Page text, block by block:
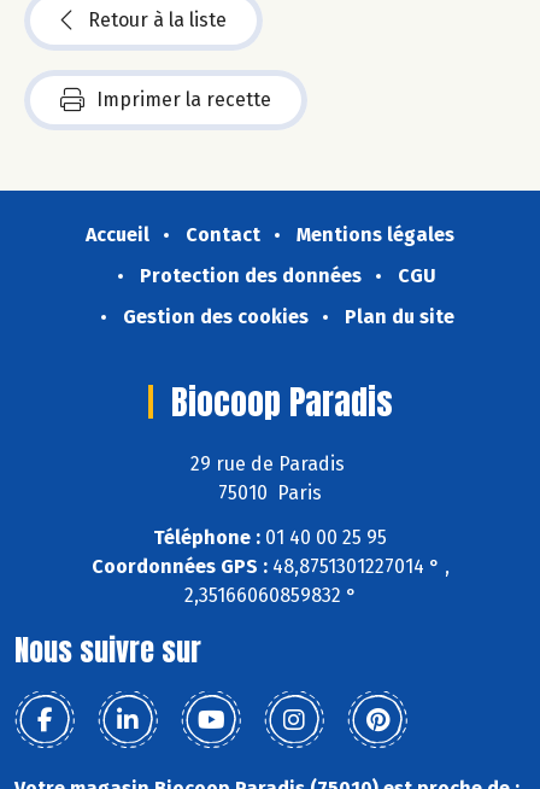
Retour à la liste
Imprimer la recette
Accueil Contact
Mentions légales
Protection des données
CGU
Gestion des cookies
Plan du site
Biocoop Paradis
29 rue de Paradis
75010 Paris
Téléphone : 01 40 00 25 95
Coordonnées GPS :48,8751301227014 ° ,
2,35166060859832 °
Nous suivre sur